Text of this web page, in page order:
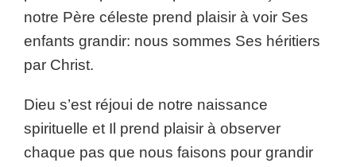
notre Père céleste prend plaisir à voir Ses
enfants grandir: nous sommes Ses héritiers
par Christ.
Dieu s’est réjoui de notre naissance
spirituelle et Il prend plaisir à observer
chaque pas que nous faisons pour grandir